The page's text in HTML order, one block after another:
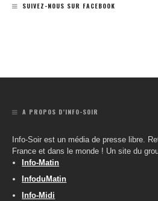
SUIVEZ-NOUS SUR FACEBOOK
A PROPOS D’INFO-SOIR
Info-Soir est un média de presse libre.
France et dans le monde ! Un site du
Info-Matin
InfoduMatin
Info-Midi